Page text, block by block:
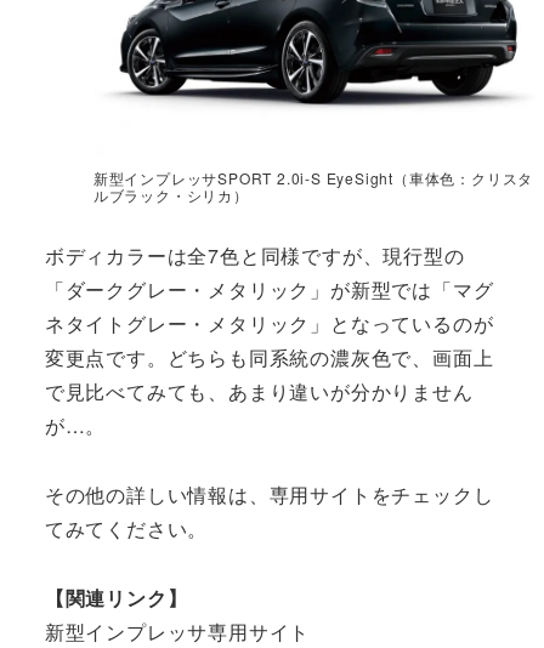
新型インプレッサSPORT 2.0i-S EyeSight（車体色：クリスタ
ルブラック・シリカ）
ボディカラーは全7色と同様ですが、現行型の
「ダークグレー・メタリック」が新型では「マグ
ネタイトグレー・メタリック」となっているのが
変更点です。どちらも同系統の濃灰色で、画面上
で見比べてみても、あまり違いが分かりません
が…。
その他の詳しい情報は、専用サイトをチェックし
てみてください。
【関連リンク】
新型インプレッサ専用サイト